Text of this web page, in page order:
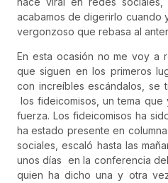
acabamos de digerirlo cuando
vergonzoso que rebasa al
En esta ocasión no me voy a
que siguen en los primeros
con increíbles escándalos, se
los fideicomisos, un tema que
fuerza. Los fideicomisos ha
ha estado presente en
sociales, escaló hasta las
unos días en la conferencia
quien ha dicho una y otra